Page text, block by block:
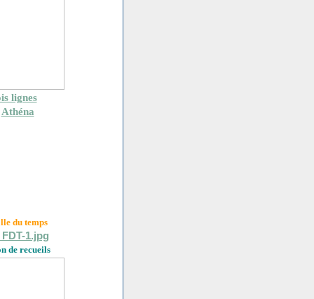
lignes
dutemps
de recueils